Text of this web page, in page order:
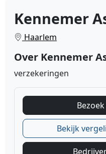
Kennemer
Haarlem
Over Kennemer
verzekeringen
Bekijk